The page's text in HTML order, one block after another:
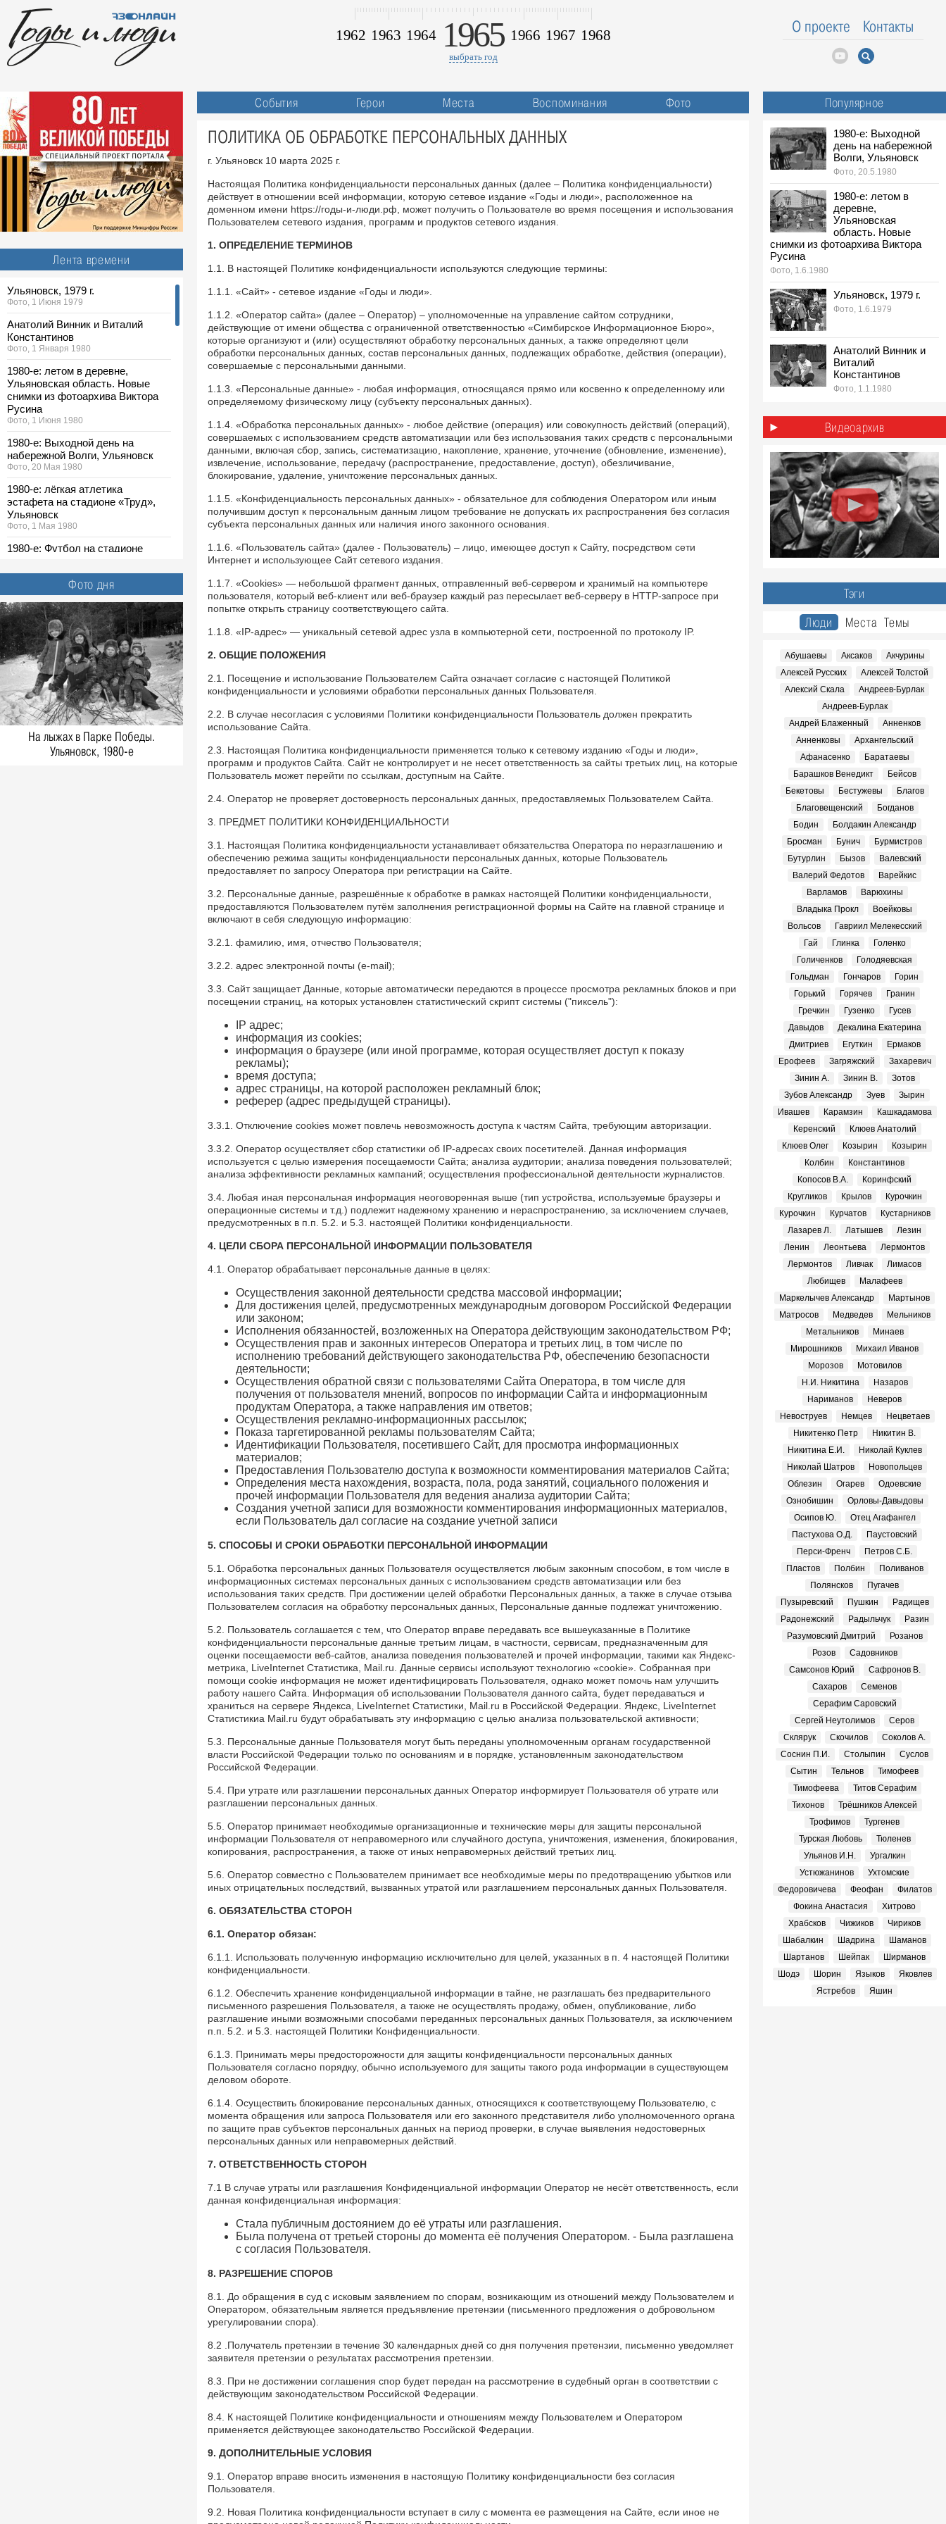
1965
1962 1963 1964 1966 1967 1968
выбрать год
О проекте Контакты
Лента времени
Ульяновск, 1979 г.
Фото, 1 Июня 1979
Анатолий Винник и Виталий
Константинов
Фото, 1 Января 1980
1980-е: летом в деревне,
Ульяновская область. Новые
снимки из фотоархива Виктора
Русина
Фото, 1 Июня 1980
1980-е: Выходной день на
набережной Волги, Ульяновск
Фото, 20 Мая 1980
1980-е: лёгкая атлетика
эстафета на стадионе «Труд»,
Ульяновск
Фото, 1 Мая 1980
1980-е: Футбол на стадионе
Фото, 1 Мая 1980
1980-е: выставка ДОСААФ,
Ульяновск. Новые снимки из
фотоархива Виктора Русина
Фото, 1 Мая 1980
1980-е: соревнования пожарных,
Ульяновская область. Новые
снимки из фотоархива Виктора
Русина
Фото, 30 Апреля 1980
1980-е: посевная, Ульяновская
область. Новые снимки из
фотоархива Виктора Русина
Фото дня
На лыжах в Парке Победы.
Ульяновск, 1980-е
События Герои Места Воспоминания Фото
ПОЛИТИКА ОБ ОБРАБОТКЕ ПЕРСОНАЛЬНЫХ ДАННЫХ
г. Ульяновск 10 марта 2025 г.
Настоящая Политика конфиденциальности персональных данных (далее – Политика конфиденциальности)
действует в отношении всей информации, которую сетевое издание «Годы и люди», расположенное на
доменном имени https://годы-и-люди.рф, может получить о Пользователе во время посещения и использования
Пользователем сетевого издания, программ и продуктов сетевого издания.
1. ОПРЕДЕЛЕНИЕ ТЕРМИНОВ
1.1. В настоящей Политике конфиденциальности используются следующие термины:
1.1.1. «Сайт» - сетевое издание «Годы и люди».
1.1.2. «Оператор сайта» (далее – Оператор) – уполномоченные на управление сайтом сотрудники,
действующие от имени общества с ограниченной ответственностью «Симбирское Информационное Бюро»,
которые организуют и (или) осуществляют обработку персональных данных, а также определяют цели
обработки персональных данных, состав персональных данных, подлежащих обработке, действия (операции),
совершаемые с персональными данными.
1.1.3. «Персональные данные» - любая информация, относящаяся прямо или косвенно к определенному или
определяемому физическому лицу (субъекту персональных данных).
1.1.4. «Обработка персональных данных» - любое действие (операция) или совокупность действий (операций),
совершаемых с использованием средств автоматизации или без использования таких средств с персональными
данными, включая сбор, запись, систематизацию, накопление, хранение, уточнение (обновление, изменение),
извлечение, использование, передачу (распространение, предоставление, доступ), обезличивание,
блокирование, удаление, уничтожение персональных данных.
1.1.5. «Конфиденциальность персональных данных» - обязательное для соблюдения Оператором или иным
получившим доступ к персональным данным лицом требование не допускать их распространения без согласия
субъекта персональных данных или наличия иного законного основания.
1.1.6. «Пользователь сайта» (далее - Пользователь) – лицо, имеющее доступ к Сайту, посредством сети
Интернет и использующее Сайт сетевого издания.
1.1.7. «Cookies» — небольшой фрагмент данных, отправленный веб-сервером и хранимый на компьютере
пользователя, который веб-клиент или веб-браузер каждый раз пересылает веб-серверу в HTTP-запросе при
попытке открыть страницу соответствующего сайта.
1.1.8. «IP-адрес» — уникальный сетевой адрес узла в компьютерной сети, построенной по протоколу IP.
2. ОБЩИЕ ПОЛОЖЕНИЯ
2.1. Посещение и использование Пользователем Сайта означает согласие с настоящей Политикой
конфиденциальности и условиями обработки персональных данных Пользователя.
2.2. В случае несогласия с условиями Политики конфиденциальности Пользователь должен прекратить
использование Сайта.
2.3. Настоящая Политика конфиденциальности применяется только к сетевому изданию «Годы и люди»,
программ и продуктов Сайта. Сайт не контролирует и не несет ответственность за сайты третьих лиц, на которые
Пользователь может перейти по ссылкам, доступным на Сайте.
2.4. Оператор не проверяет достоверность персональных данных, предоставляемых Пользователем Сайта.
3. ПРЕДМЕТ ПОЛИТИКИ КОНФИДЕНЦИАЛЬНОСТИ
3.1. Настоящая Политика конфиденциальности устанавливает обязательства Оператора по неразглашению и
обеспечению режима защиты конфиденциальности персональных данных, которые Пользователь
предоставляет по запросу Оператора при регистрации на Сайте.
3.2. Персональные данные, разрешённые к обработке в рамках настоящей Политики конфиденциальности,
предоставляются Пользователем путём заполнения регистрационной формы на Сайте на главной странице и
включают в себя следующую информацию:
3.2.1. фамилию, имя, отчество Пользователя;
3.2.2. адрес электронной почты (e-mail);
3.3. Сайт защищает Данные, которые автоматически передаются в процессе просмотра рекламных блоков и при
посещении страниц, на которых установлен статистический скрипт системы ("пиксель"):
IP адрес;
информация из cookies;
информация о браузере (или иной программе, которая осуществляет доступ к показу
рекламы);
время доступа;
адрес страницы, на которой расположен рекламный блок;
реферер (адрес предыдущей страницы).
3.3.1. Отключение cookies может повлечь невозможность доступа к частям Сайта, требующим авторизации.
3.3.2. Оператор осуществляет сбор статистики об IP-адресах своих посетителей. Данная информация
используется с целью измерения посещаемости Сайта; анализа аудитории; анализа поведения пользователей;
анализа эффективности рекламных кампаний; осуществления профессиональной деятельности журналистов.
3.4. Любая иная персональная информация неоговоренная выше (тип устройства, используемые браузеры и
операционные системы и т.д.) подлежит надежному хранению и нераспространению, за исключением случаев,
предусмотренных в п.п. 5.2. и 5.3. настоящей Политики конфиденциальности.
4. ЦЕЛИ СБОРА ПЕРСОНАЛЬНОЙ ИНФОРМАЦИИ ПОЛЬЗОВАТЕЛЯ
4.1. Оператор обрабатывает персональные данные в целях:
Осуществления законной деятельности средства массовой информации;
Для достижения целей, предусмотренных международным договором Российской Федерации
или законом;
Исполнения обязанностей, возложенных на Оператора действующим законодательством РФ;
Осуществления прав и законных интересов Оператора и третьих лиц, в том числе по
исполнению требований действующего законодательства РФ, обеспечению безопасности
деятельности;
Осуществления обратной связи с пользователями Сайта Оператора, в том числе для
получения от пользователя мнений, вопросов по информации Сайта и информационным
продуктам Оператора, а также направления им ответов;
Осуществления рекламно-информационных рассылок;
Показа таргетированной рекламы пользователям Сайта;
Идентификации Пользователя, посетившего Сайт, для просмотра информационных
материалов;
Предоставления Пользователю доступа к возможности комментирования материалов Сайта;
Определения места нахождения, возраста, пола, рода занятий, социального положения и
прочей информации Пользователя для ведения анализа аудитории Сайта;
Создания учетной записи для возможности комментирования информационных материалов,
если Пользователь дал согласие на создание учетной записи
5. СПОСОБЫ И СРОКИ ОБРАБОТКИ ПЕРСОНАЛЬНОЙ ИНФОРМАЦИИ
5.1. Обработка персональных данных Пользователя осуществляется любым законным способом, в том числе в
информационных системах персональных данных с использованием средств автоматизации или без
использования таких средств. При достижении целей обработки Персональных данных, а также в случае отзыва
Пользователем согласия на обработку персональных данных, Персональные данные подлежат уничтожению.
5.2. Пользователь соглашается с тем, что Оператор вправе передавать все вышеуказанные в Политике
конфиденциальности персональные данные третьим лицам, в частности, сервисам, предназначенным для
оценки посещаемости веб-сайтов, анализа поведения пользователей и прочей информации, такими как Яндекс-
метрика, LiveInternet Статистика, Mail.ru. Данные сервисы используют технологию «cookie». Собранная при
помощи cookie информация не может идентифицировать Пользователя, однако может помочь нам улучшить
работу нашего Сайта. Информация об использовании Пользователя данного сайта, будет передаваться и
храниться на сервере Яндекса, LiveInternet Статистики, Mail.ru в Российской Федерации. Яндекс, LiveInternet
Статистикиа Mail.ru будут обрабатывать эту информацию с целью анализа пользовательской активности;
5.3. Персональные данные Пользователя могут быть переданы уполномоченным органам государственной
власти Российской Федерации только по основаниям и в порядке, установленным законодательством
Российской Федерации.
5.4. При утрате или разглашении персональных данных Оператор информирует Пользователя об утрате или
разглашении персональных данных.
5.5. Оператор принимает необходимые организационные и технические меры для защиты персональной
информации Пользователя от неправомерного или случайного доступа, уничтожения, изменения, блокирования,
копирования, распространения, а также от иных неправомерных действий третьих лиц.
5.6. Оператор совместно с Пользователем принимает все необходимые меры по предотвращению убытков или
иных отрицательных последствий, вызванных утратой или разглашением персональных данных Пользователя.
6. ОБЯЗАТЕЛЬСТВА СТОРОН
6.1. Оператор обязан:
6.1.1. Использовать полученную информацию исключительно для целей, указанных в п. 4 настоящей Политики
конфиденциальности.
6.1.2. Обеспечить хранение конфиденциальной информации в тайне, не разглашать без предварительного
письменного разрешения Пользователя, а также не осуществлять продажу, обмен, опубликование, либо
разглашение иными возможными способами переданных персональных данных Пользователя, за исключением
п.п. 5.2. и 5.3. настоящей Политики Конфиденциальности.
6.1.3. Принимать меры предосторожности для защиты конфиденциальности персональных данных
Пользователя согласно порядку, обычно используемого для защиты такого рода информации в существующем
деловом обороте.
6.1.4. Осуществить блокирование персональных данных, относящихся к соответствующему Пользователю, с
момента обращения или запроса Пользователя или его законного представителя либо уполномоченного органа
по защите прав субъектов персональных данных на период проверки, в случае выявления недостоверных
персональных данных или неправомерных действий.
7. ОТВЕТСТВЕННОСТЬ СТОРОН
7.1 В случае утраты или разглашения Конфиденциальной информации Оператор не несёт ответственность, если
данная конфиденциальная информация:
Стала публичным достоянием до её утраты или разглашения.
Была получена от третьей стороны до момента её получения Оператором. - Была разглашена
с согласия Пользователя.
8. РАЗРЕШЕНИЕ СПОРОВ
8.1. До обращения в суд с исковым заявлением по спорам, возникающим из отношений между Пользователем и
Оператором, обязательным является предъявление претензии (письменного предложения о добровольном
урегулировании спора).
8.2 .Получатель претензии в течение 30 календарных дней со дня получения претензии, письменно уведомляет
заявителя претензии о результатах рассмотрения претензии.
8.3. При не достижении соглашения спор будет передан на рассмотрение в судебный орган в соответствии с
действующим законодательством Российской Федерации.
8.4. К настоящей Политике конфиденциальности и отношениям между Пользователем и Оператором
применяется действующее законодательство Российской Федерации.
9. ДОПОЛНИТЕЛЬНЫЕ УСЛОВИЯ
9.1. Оператор вправе вносить изменения в настоящую Политику конфиденциальности без согласия
Пользователя.
9.2. Новая Политика конфиденциальности вступает в силу с момента ее размещения на Сайте, если иное не
Популярное
1980-е: Выходной
день на набережной
Волги, Ульяновск
Фото, 20.5.1980
1980-е: летом в
деревне,
Ульяновская
область. Новые
снимки из фотоархива Виктора
Русина
Фото, 1.6.1980
Ульяновск, 1979 г.
Фото, 1.6.1979
Анатолий Винник и
Виталий
Константинов
Фото, 1.1.1980
атлетика эстафета
на стадионе «Труд»,
Фото, 1.5.1980
Видеоархив
Тэги
Люди
Места Темы
Абушаевы Аксаков
Акчурины
Алексей Русских
Алексей Толстой
Алексий Скала
Андреев-Бурлак
Андреев-Бурлак
Андрей Блаженный
Анненков
Анненковы
Архангельский
Афанасенко
Баратаевы
Барашков Венедикт
Бейсов
Бекетовы
Бестужевы
Благов
Благовещенский
Богданов
Бодин
Болдакин Александр
Бросман
Бунич
Бурмистров
Бутурлин
Бызов
Валевский
Валерий Федотов
Варейкис
Варламов
Варюхины
Владыка Прокл
Воейковы
Вольсов
Гавриил Мелекесский
Гай
Глинка
Голенко
Голиченков
Голодяевская
Гольдман
Гончаров
Горин
Горький
Горячев
Гранин
Гречкин
Гузенко
Гусев
Давыдов
Декалина Екатерина
Дмитриев
Егуткин
Ермаков
Ерофеев
Загряжский
Захаревич
Зинин А.
Зинин В.
Зотов
Зубов Александр
Зуев
Зырин
Ивашев
Карамзин
Кашкадамова
Керенский
Клюев Анатолий
Клюев Олег
Козырин
Козырин
Колбин
Константинов
Копосов В.А.
Коринфский
Кругликов
Крылов
Курочкин
Курочкин
Курчатов
Кустарников
Лазарев Л.
Латышев
Лезин
Ленин
Леонтьева
Лермонтов
Лермонтов
Ливчак
Лимасов
Любищев
Малафеев
Маркелычев Александр
Мартынов
Матросов
Медведев
Мельников
Метальников
Минаев
Мирошников
Михаил Иванов
Морозов
Мотовилов
Н.И. Никитина
Назаров
Нариманов
Неверов
Невоструев
Немцев
Нецветаев
Никитенко Петр
Никитин В.
Никитина Е.И.
Николай Куклев
Николай Шатров
Новопольцев
Облезин
Огарев
Одоевские
Ознобишин
Орловы-Давыдовы
Осипов Ю.
Отец Агафангел
Пастухова О.Д.
Паустовский
Перси-Френч
Петров С.Б.
Пластов
Полбин
Поливанов
Полянсков
Пугачев
Пузыревский
Пушкин
Радищев
Радонежский
Радыльчук
Разин
Разумовский Дмитрий
Розанов
Розов
Садовников
Самсонов Юрий
Сафронов В.
Сахаров
Семенов
Серафим Саровский
Сергей Неутолимов
Серов
Склярук
Скочилов
Соколов А.
Соснин П.И.
Столыпин
Суслов
Сытин
Тельнов
Тимофеев
Тимофеева
Титов Серафим
Тихонов
Трёшников Алексей
Трофимов
Тургенев
Турская Любовь
Тюленев
Ульянов И.Н.
Ургалкин
Устюжанинов
Ухтомские
Федоровичева
Феофан
Филатов
Фокина Анастасия
Хитрово
Храбсков
Чижиков
Чириков
Шабалкин
Шадрина
Шаманов
Шартанов
Шейпак
Ширманов
Шодэ
Шорин Языков
Яковлев
Ястребов
Яшин